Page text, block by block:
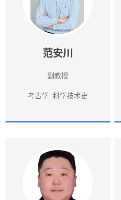
范安川
副教授
考古学. 科学技术史